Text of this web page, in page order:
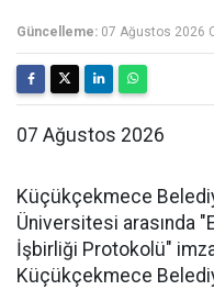
Güncelleme: 07 Ağustos 2026
07 Ağustos 2026
Küçükçekmece
Üniversitesi arasında
İşbirliği Protokolü"
Küçükçekmece